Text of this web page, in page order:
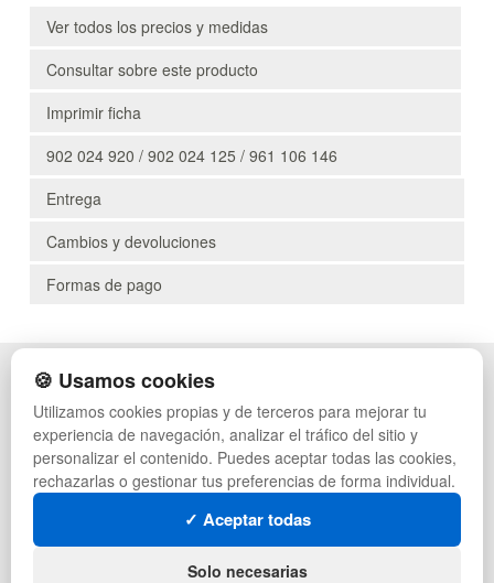
Ver todos los precios y medidas
Consultar sobre este producto
Imprimir ficha
902 024 920 / 902 024 125 / 961 106 146
Entrega
Cambios y devoluciones
Formas de pago
POLÍTICA DE PRIVACIDAD
CONDICIONES DE USO
CAMBIOS Y DEVOLUCIONES
CONTACTO
QUIENES SOMOS
MAPA WEB
PREGUNTAS FRECUENTES
PALETS DE PLÁSTICO
MANUTENCIÓN
GESTIÓN DE RESIDUOS
PALETS
CONTENEDORES DE PLÁSTICO
LIQUIDACIÓN Y SOBRANTES
ARTÍCULOS DE NATACIÓN
🍪 Usamos cookies
Utilizamos cookies propias y de terceros para mejorar tu
experiencia de navegación, analizar el tráfico del sitio y
personalizar el contenido. Puedes aceptar todas las cookies,
rechazarlas o gestionar tus preferencias de forma individual.
✓ Aceptar todas
Solo necesarias